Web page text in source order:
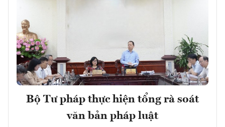
Bộ Tư pháp thực hiện tổng rà soát
văn bản pháp luật